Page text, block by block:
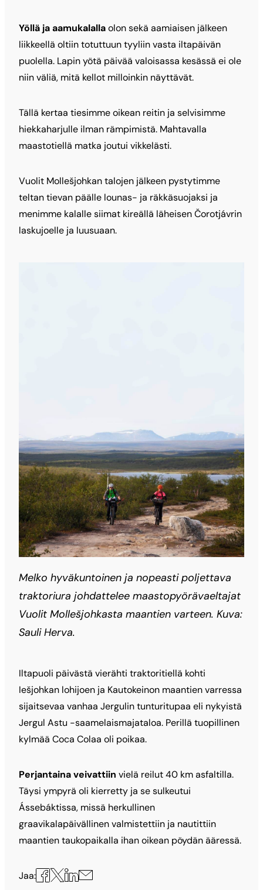
Yöllä ja aamukalallaolon sekä aamiaisen jälkeen
liikkeellä oltiin totuttuun tyyliin vasta iltapäivän
puolella. Lapin yötä päivää valoisassa kesässä ei ole
niin väliä, mitä kellot milloinkin näyttävät.
Tällä kertaa tiesimme oikean reitin ja selvisimme
hiekkaharjulle ilman rämpimistä. Mahtavalla
maastotiellä matka joutui vikkelästi.
Vuolit Mollešjohkan talojen jälkeen pystytimme
teltan tievan päälle lounas- ja räkkäsuojaksi ja
menimme kalalle siimat kireällä läheisen Čorotjávrin
laskujoelle ja luusuaan.
Melko hyväkuntoinen ja nopeasti poljettava
traktoriura johdattelee maastopyörävaeltajat
Vuolit Mollešjohkasta maantien varteen. Kuva:
Sauli Herva.
Iltapuoli päivästä vierähti traktoritiellä kohti
Iešjohkan lohijoen ja Kautokeinon maantien varressa
sijaitsevaa vanhaa Jergulin tunturitupaa eli nykyistä
Jergul Astu -saamelaismajataloa. Perillä tuopillinen
kylmää Coca Colaa oli poikaa.
Perjantaina veivattiin vielä reilut 40 km asfaltilla.
Täysi ympyrä oli kierretty ja se sulkeutui
Ássebáktissa, missä herkullinen
graavikalapäivällinen valmistettiin ja nautittiin
maantien taukopaikalla ihan oikean pöydän ääressä.
Jaa: Jaa
Facebookissa
Jaa
X:ssä
Jaa
LinkedInissä
Jaa
sähköpostilla